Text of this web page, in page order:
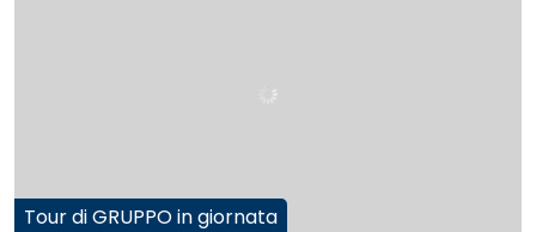
Tour di GRUPPO in giornata